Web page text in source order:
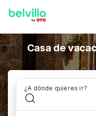
Casa de
¿A dónde quieres ir?